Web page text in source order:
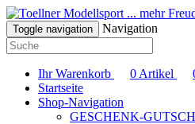
... mehr
Toggle navigation Navigation
Ihr Warenkorb 0 Artikel
Startseite
Shop-Navigation
GESCHENK-